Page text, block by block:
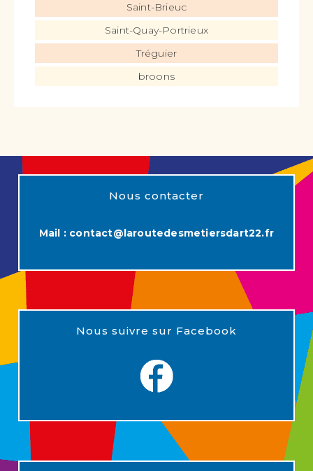
Saint-Brieuc
Saint-Quay-Portrieux
Tréguier
broons
Nous contacter
Mail : contact@laroutedesmetiersdart22.fr
Nous suivre sur Facebook